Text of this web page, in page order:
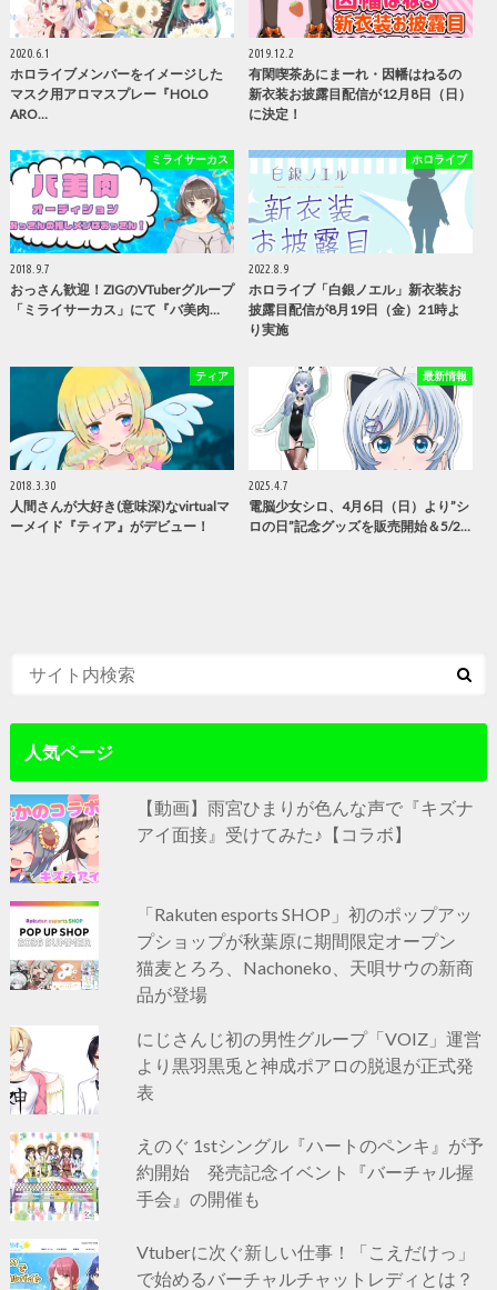
2020.6.1
ホロライブメンバーをイメージした
マスク用アロマスプレー『HOLO
ARO…
2019.12.2
有閑喫茶あにまーれ・因幡はねるの
新衣装お披露目配信が12月8日（日）
に決定！
ミライサーカス
2018.9.7
おっさん歓迎！ZIGのVTuberグループ
「ミライサーカス」にて『バ美肉…
ホロライブ
2022.8.9
ホロライブ「白銀ノエル」新衣装お
披露目配信が8月19日（金）21時よ
り実施
ティア
2018.3.30
人間さんが大好き(意味深)なvirtualマ
ーメイド『ティア』がデビュー！
最新情報
2025.4.7
電脳少女シロ、4月6日（日）より”シ
ロの日”記念グッズを販売開始＆5/2…
人気ページ
【動画】雨宮ひまりが色んな声で『キズナ
アイ面接』受けてみた♪【コラボ】
「Rakuten esports SHOP」初のポップアッ
プショップが秋葉原に期間限定オープン
猫麦とろろ、Nachoneko、天唄サウの新商
品が登場
にじさんじ初の男性グループ「VOIZ」運営
より黒羽黒兎と神成ポアロの脱退が正式発
表
えのぐ 1stシングル『ハートのペンキ』が予
約開始 発売記念イベント『バーチャル握
手会』の開催も
Vtuberに次ぐ新しい仕事！「こえだけっ」
で始めるバーチャルチャットレディとは？